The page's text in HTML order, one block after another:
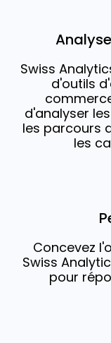
Swiss
d'outils
d'analyser
les parcours
les
Concevez
Swiss
pour